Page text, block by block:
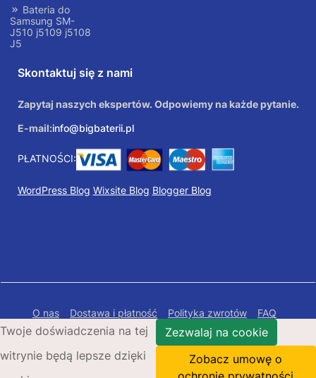
Bateria do
Samsung SM-
J510 j5109 j5108
J5
Skontaktuj się z nami
Zapytaj naszych ekspertów. Odpowiemy na każde pytanie.
E-mail:info@bigbaterii.pl
PŁATNOŚCI:
WordPress Blog Wixsite Blog Blogger Blog
O nas Dostawa i płatność Polityka zwrotów
FAQ
Polityka prywatności
Mapa Strony
Copyright © 2026 Bigbaterii.pl. Wszelkie prawa
zastrzeżone.
Twoje doświadczenia na tej
witrynie będą lepsze dzięki
Zezwalaj na cookie
Zobacz umowę o